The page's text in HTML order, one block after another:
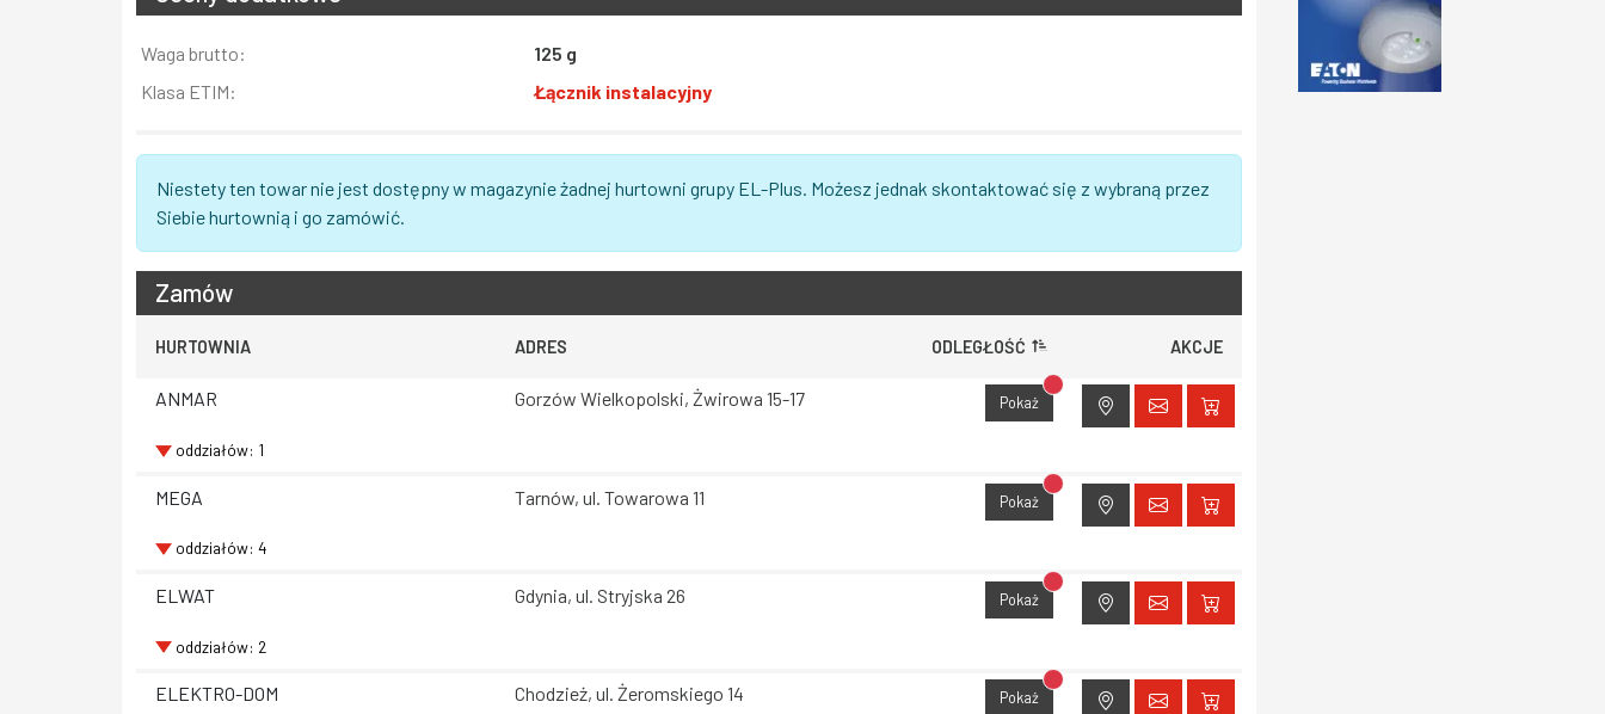
Informacja
Wartość
Waga brutto:
125 g
Klasa ETIM:
Łącznik instalacyjny
Niestety ten towar nie jest dostępny w magazynie żadnej hurtowni grupy EL-Plus. Możesz jednak skontaktować się z wybraną przez
Siebie hurtownią i go zamówić.
Zamów
HURTOWNIA ADRES ODLEGŁOŚĆ AKCJE
ANMAR Gorzów Wielkopolski, Żwirowa 15-17 Pokaż Brak dostępu do lokalizacji
oddziałów: 1
MEGA Tarnów, ul. Towarowa 11 Pokaż Brak dostępu do lokalizacji
oddziałów: 4
ELWAT Gdynia, ul. Stryjska 26 Pokaż Brak dostępu do lokalizacji
oddziałów: 2
ELEKTRO-DOM Chodzież, ul. Żeromskiego 14 Pokaż Brak dostępu do lokalizacji